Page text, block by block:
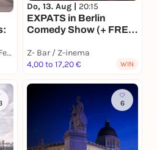
Luftschloss Tempelhofer Feld
Do, 13. Aug | 20:15
EXPATS in Berlin
Comedy Show (+ FREE
Z- Bar / Z-inema
4,00 to 17,20 €
WIN
6